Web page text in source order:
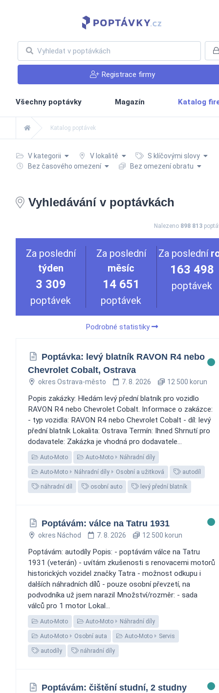
Registrace firmy
Všechny poptávky Magazín Katalog
Katalog poptávek
V kategorii V lokalitě
S klíčovými slovy
Bez časového omezení
Bez omezení obratu
Vyhledávání v poptávkách
Nalezeno 898 813
Za poslední
týden
3 309
poptávek
Za poslední
měsíc
14 651
poptávek
Za poslední
163 498
poptávek
Podrobné statistiky
Poptávka: levý blatník RAVON R4 nebo
Chevrolet Cobalt, Ostrava
okres Ostrava-město 7. 8. 2026 12 500 korun
Popis zakázky: Hledám levý přední blatník pro vozidlo
RAVON R4 nebo Chevrolet Cobalt. Informace o zakázce:
- typ vozidla: RAVON R4 nebo Chevrolet Cobalt - díl: levý
přední blatník Lokalita: Ostrava Termín: Ihned Shrnutí pro
dodavatele: Zakázka je vhodná pro dodavatele...
Auto-Moto Auto-Moto Náhradní díly
Auto-Moto Náhradní díly Osobní a užitková autodíl
náhradní díl osobní auto levý přední blatník
Poptávám: válce na Tatru 1931
okres Náchod 7. 8. 2026 12 500 korun
Poptávám: autodíly Popis: - poptávám válce na Tatru
1931 (veterán) - uvítám zkušenosti s renovacemi motorů
historických vozidel značky Tatra - možnost odkupu i
dalších náhradních dílů - pouze osobní převzetí, na
podvodníka už jsem narazil Množství/rozměr: - sada
válců pro 1 motor Lokal...
Auto-Moto Auto-Moto Náhradní díly
Auto-Moto Osobní auta Auto-Moto Servis
autodíly náhradní díly
Poptávám: čištění studní, 2 studny